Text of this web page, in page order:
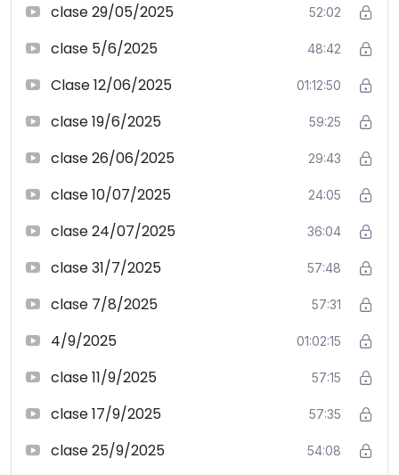
clase 29/05/2025 52:02
clase 5/6/2025 48:42
Clase 12/06/2025 01:12:50
clase 19/6/2025 59:25
clase 26/06/2025 29:43
clase 10/07/2025 24:05
clase 24/07/2025 36:04
clase 31/7/2025 57:48
clase 7/8/2025 57:31
4/9/2025 01:02:15
clase 11/9/2025 57:15
clase 17/9/2025 57:35
clase 25/9/2025 54:08